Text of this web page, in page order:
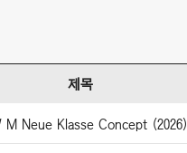
제목
M Neue Klasse Concept (2026)